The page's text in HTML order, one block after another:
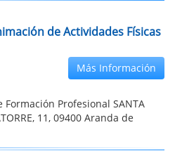
de Actividades Físicas
Más Información
Profesional SANTA
11, 09400 Aranda de